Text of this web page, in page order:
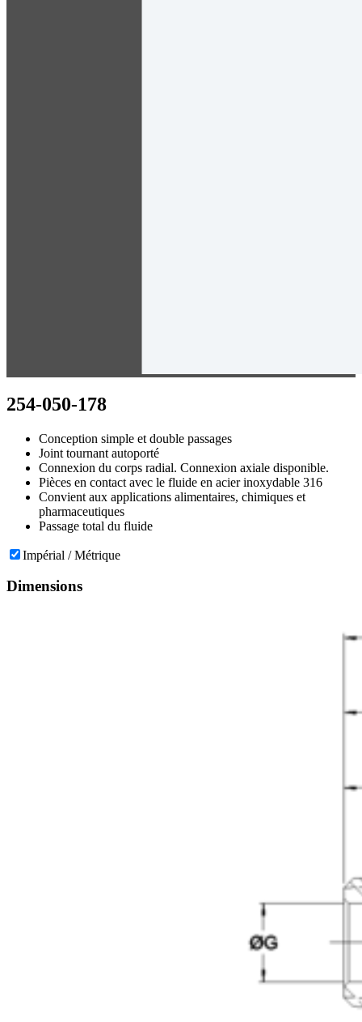
254-050-178
Conception simple et double passages
Joint tournant autoporté
Connexion du corps radial. Connexion axiale disponible.
Pièces en contact avec le fluide en acier inoxydable 316
Convient aux applications alimentaires, chimiques et
pharmaceutiques
Passage total du fluide
Impérial / Métrique
Dimensions